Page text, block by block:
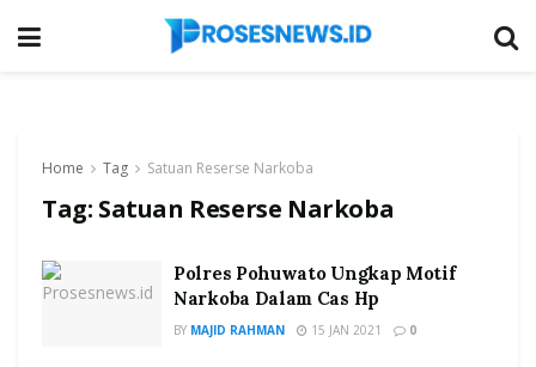
Home Tag Satuan Reserse Narkoba
Tag: Satuan Reserse Narkoba
Polres Pohuwato Ungkap Motif
Narkoba Dalam Cas Hp
BY MAJID RAHMAN 15 JAN 2021 0